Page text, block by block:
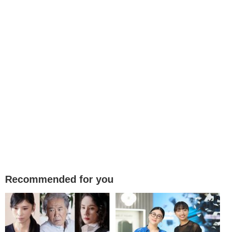
Recommended for you